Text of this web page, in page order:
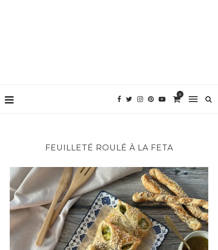
0
FEUILLETÉ ROULÉ À LA FETA